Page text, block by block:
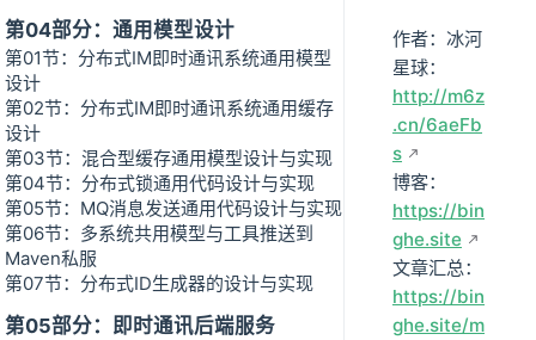
第04部分：通用模型设计
第01节：分布式IM即时通讯系统通用模型
设计
第02节：分布式IM即时通讯系统通用缓存
设计
第03节：混合型缓存通用模型设计与实现
第04节：分布式锁通用代码设计与实现
第05节：MQ消息发送通用代码设计与实现
第06节：多系统共用模型与工具推送到
Maven私服
第07节：分布式ID生成器的设计与实现
第05部分：即时通讯后端服务
作者：冰河
星球：
http://m6z
.cn/6aeFb
s
博客：
https://bin
ghe.site
文章汇总：
https://bin
ghe.site/m